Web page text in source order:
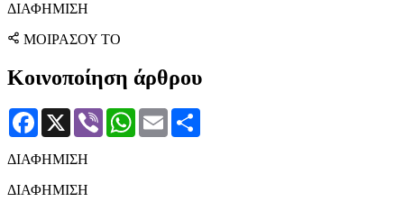
ΔΙΑΦΗΜΙΣΗ
ΜΟΙΡΑΣΟΥ ΤΟ
Κοινοποίηση άρθρου
Facebook
X Viber WhatsApp
Email
ΔΙΑΦΗΜΙΣΗ
ΔΙΑΦΗΜΙΣΗ